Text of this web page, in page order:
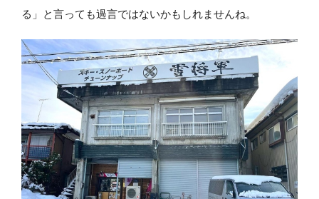
る」と言っても過言ではないかもしれませんね。